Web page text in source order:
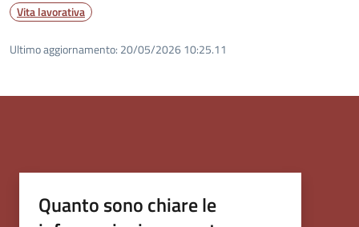
Vita lavorativa
Ultimo aggiornamento: 20/05/2026 10:25.11
Quanto sono chiare le